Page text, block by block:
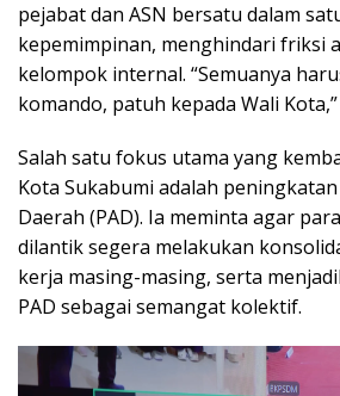
pejabat dan ASN bersatu dalam
kepemimpinan, menghindari friksi
kelompok internal. “Semuanya
komando, patuh kepada Wali
Salah satu fokus utama yang
Kota Sukabumi adalah
Daerah (PAD). Ia meminta agar
dilantik segera melakukan
kerja masing-masing, serta
PAD sebagai semangat kolektif.